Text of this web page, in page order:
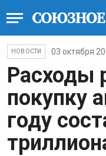
НОВОСТИ 03 октября
Расходы
покупку
году